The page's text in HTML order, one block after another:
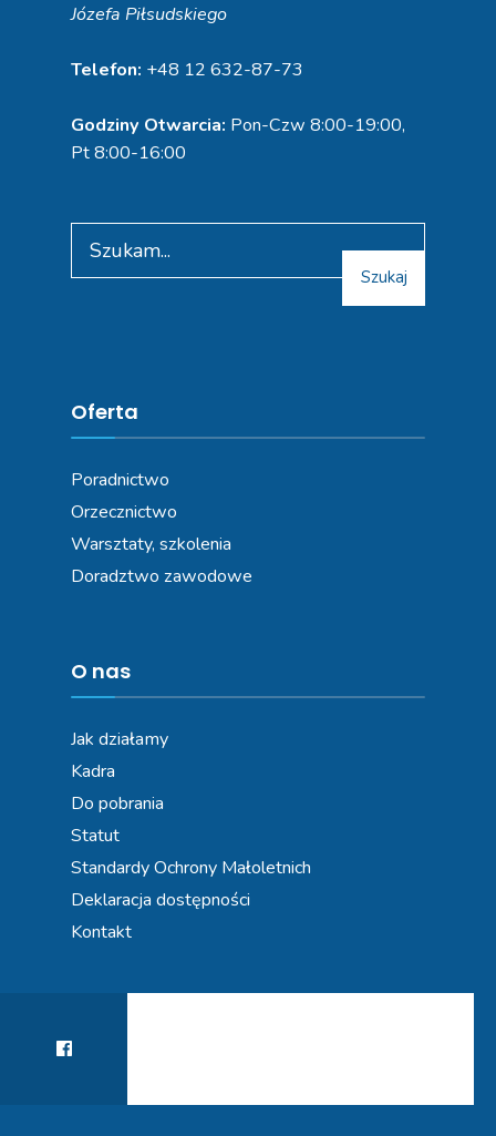
Józefa Piłsudskiego
Telefon: +48 12 632-87-73
Godziny Otwarcia: Pon-Czw 8:00-19:00,
Pt 8:00-16:00
for:
Szukaj
Oferta
Poradnictwo
Orzecznictwo
Warsztaty, szkolenia
Doradztwo zawodowe
O nas
Jak działamy
Kadra
Do pobrania
Statut
Standardy Ochrony Małoletnich
Deklaracja dostępności
Kontakt